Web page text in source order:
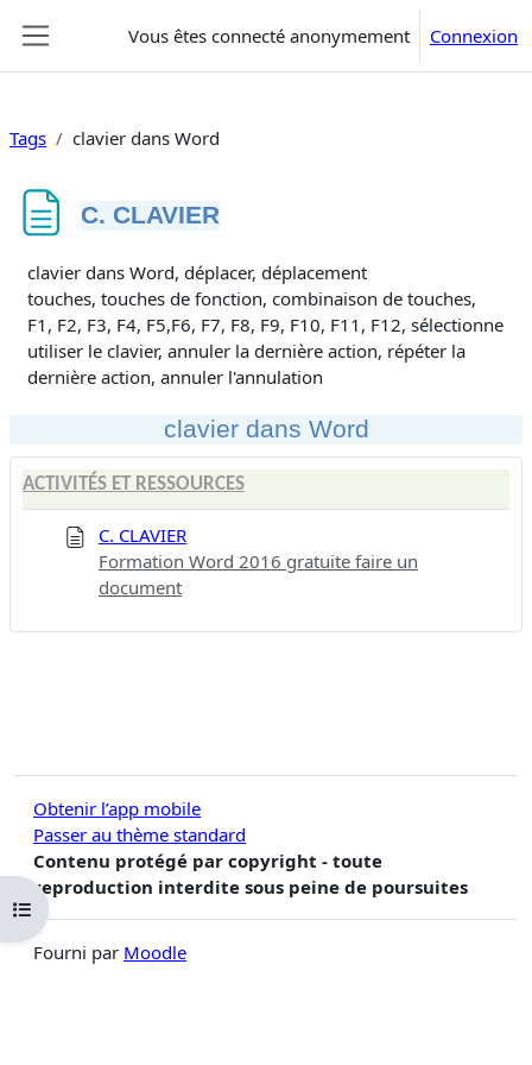
Vous êtes connecté anonymement Connexion
Ouvrir l’index du cours
Tags clavier dans Word
C. CLAVIER
Conditions d’achèvement
clavier dans Word, déplacer, déplacement
touches, touches de fonction, combinaison de touches,
F1, F2, F3, F4, F5,F6, F7, F8, F9, F10, F11, F12, sélectionner,
utiliser le clavier, annuler la dernière action, répéter la
dernière action, annuler l'annulation
clavier dans Word
ACTIVITÉS ET RESSOURCES
C. CLAVIER
Formation Word 2016 gratuite faire un
document
Obtenir l’app mobile
Passer au thème standard
Contenu protégé par copyright - toute
reproduction interdite sous peine de poursuites
Fourni par Moodle